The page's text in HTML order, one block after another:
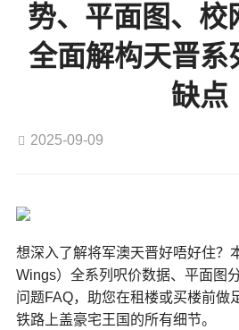
势、平面图、校
全面解构天晋系
缺点
2025-09-09
想深入了解将军澳天晋好唔好住？
Wings）全系列呎价数据、平面图
问题FAQ，助您在租楼或买楼前做
铁路上盖豪宅王国的所有细节。